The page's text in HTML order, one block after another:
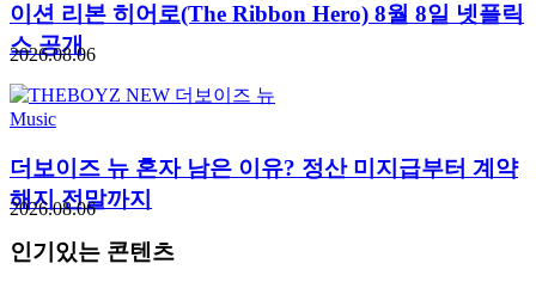
이션 리본 히어로(The Ribbon Hero) 8월 8일 넷플릭
스 공개
2026.08.06
Music
더보이즈 뉴 혼자 남은 이유? 정산 미지급부터 계약
해지 전말까지
2026.08.06
인기있는 콘텐츠